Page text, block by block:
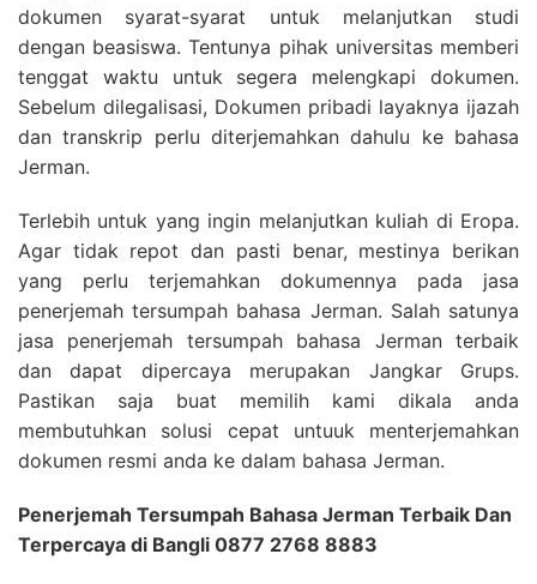
dokumen syarat-syarat untuk melanjutkan studi
dengan beasiswa. Tentunya pihak universitas memberi
tenggat waktu untuk segera melengkapi dokumen.
Sebelum dilegalisasi, Dokumen pribadi layaknya ijazah
dan transkrip perlu diterjemahkan dahulu ke bahasa
Jerman.
Terlebih untuk yang ingin melanjutkan kuliah di Eropa.
Agar tidak repot dan pasti benar, mestinya berikan
yang perlu terjemahkan dokumennya pada jasa
penerjemah tersumpah bahasa Jerman. Salah satunya
jasa penerjemah tersumpah bahasa Jerman terbaik
dan dapat dipercaya merupakan Jangkar Grups.
Pastikan saja buat memilih kami dikala anda
membutuhkan solusi cepat untuuk menterjemahkan
dokumen resmi anda ke dalam bahasa Jerman.
Penerjemah Tersumpah Bahasa Jerman Terbaik Dan
Terpercaya di Bangli 0877 2768 8883